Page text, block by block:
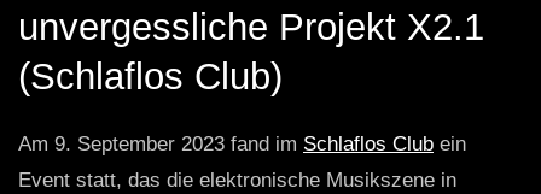
unvergessliche Projekt X2.1
(Schlaflos Club)
Am 9. September 2023 fand im Schlaflos Club ein
Event statt, das die elektronische Musikszene in